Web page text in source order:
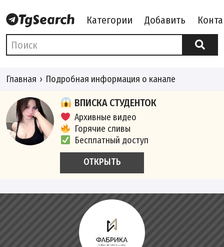
Категории Добавить
Главная Подробная информация о канале
ВПИСКА СТУДЕНТОК
Архивные видео
Горячие сливы
Бесплатный доступ
ОТКРЫТЬ